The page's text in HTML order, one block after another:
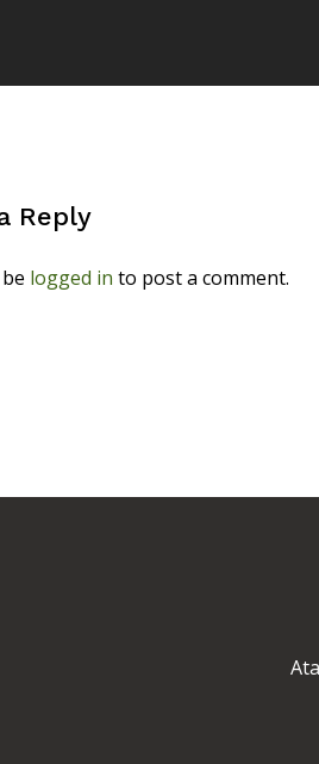
Reply
logged in to post a comment.